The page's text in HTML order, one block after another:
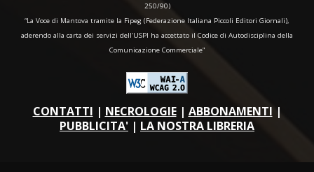
250/90)
“La Voce di Mantova tramite la Fipeg (Federazione Italiana Piccoli Editori Giornali),
aderendo alla carta dei servizi dell'USPI ha accettato il Codice di Autodisciplina della
Comunicazione Commerciale"
CONTATTI | NECROLOGIE| ABBONAMENTI |
PUBBLICITA' | LA NOSTRA LIBRERIA